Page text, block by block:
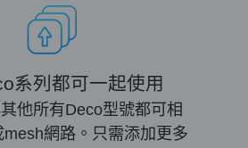
系列都可一起使用
他所有Deco型號都可相
網路。只需添加更多